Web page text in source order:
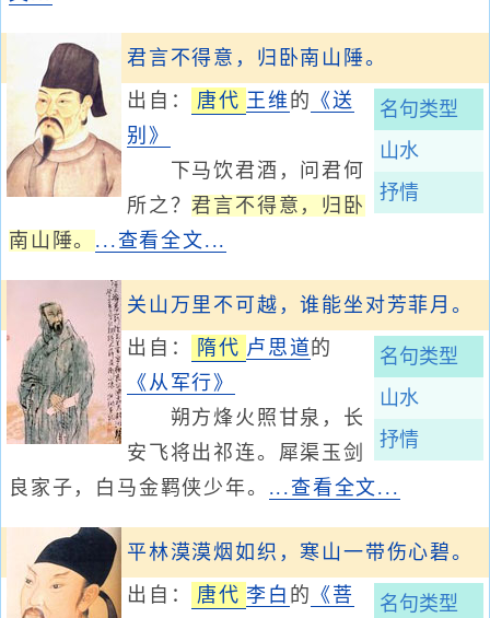
君言不得意，归卧南山陲。
名句类型
山水
抒情
出自： 唐代 王维 的 《送
别》
下马饮君酒，问君何
所之？ 君言不得意，归卧
南山陲。 ...查看全文...
关山万里不可越，谁能坐对芳菲月。
名句类型
山水
抒情
出自： 隋代 卢思道 的
《从军行》
朔方烽火照甘泉，长
安飞将出祁连。犀渠玉剑
良家子，白马金羁侠少年。 ...查看全文...
平林漠漠烟如织，寒山一带伤心碧。
名句类型
出自： 唐代 李白 的 《菩